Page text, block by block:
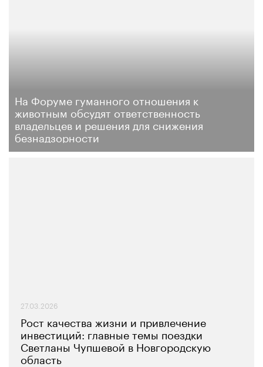
На Форуме гуманного отношения к
животным обсудят ответственность
владельцев и решения для снижения
безнадзорности
27.03.2026
Рост качества жизни и привлечение
инвестиций: главные темы поездки
Светланы Чупшевой в Новгородскую
область